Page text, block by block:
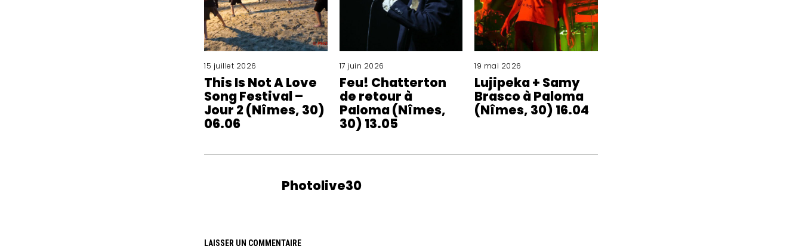
15 juillet 2026
This Is Not A Love
Song Festival –
Jour 2 (Nîmes, 30)
06.06
17 juin 2026
Feu! Chatterton
de retour à
Paloma (Nîmes,
30) 13.05
19 mai 2026
Lujipeka + Samy
Brasco à Paloma
(Nîmes, 30) 16.04
Photolive30
LAISSER UN COMMENTAIRE